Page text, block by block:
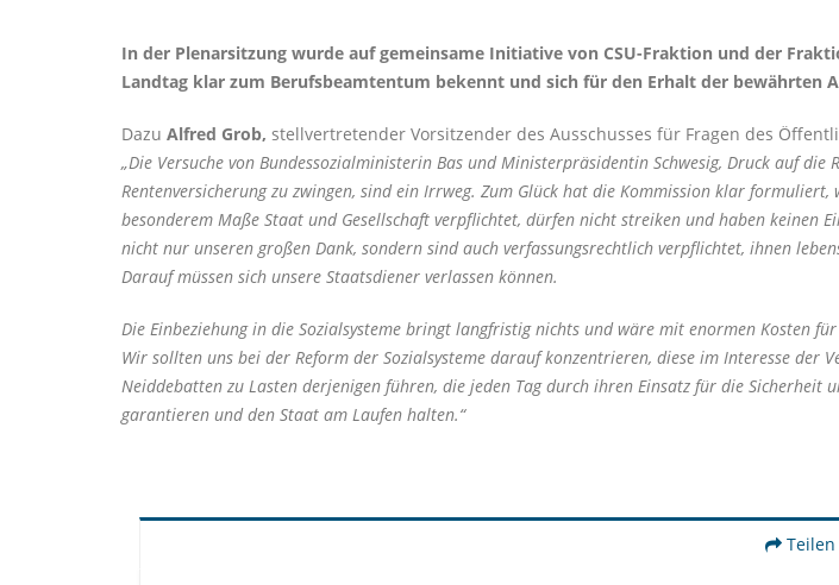
In der Plenarsitzung wurde auf gemeinsame Initiative von CSU-Fraktion und der
Landtag klar zum Berufsbeamtentum bekennt und sich für den Erhalt der bewährten
Dazu Alfred Grob, stellvertretender Vorsitzender des Ausschusses für Fragen des
Die Versuche von Bundessozialministerin Bas und Ministerpräsidentin Schwesig, Druck auf
Rentenversicherung zu zwingen, sind ein Irrweg. Zum Glück hat die Kommission klar
besonderem Maße Staat und Gesellschaft verpflichtet, dürfen nicht streiken und haben keinen
nicht nur unseren großen Dank, sondern sind auch verfassungsrechtlich verpflichtet, ihnen
Darauf müssen sich unsere Staatsdiener verlassen können.
Die Einbeziehung in die Sozialsysteme bringt langfristig nichts und wäre mit enormen Kosten
Wir sollten uns bei der Reform der Sozialsysteme darauf konzentrieren, diese im Interesse der
Neiddebatten zu Lasten derjenigen führen, die jeden Tag durch ihren Einsatz für die
garantieren und den Staat am Laufen halten.“
Teilen